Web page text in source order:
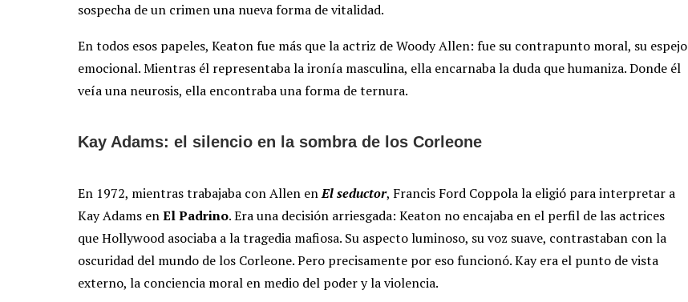
sospecha de un crimen una nueva forma de vitalidad.
En todos esos papeles, Keaton fue más que la actriz de Woody Allen: fue su contrapunto moral, su espejo
emocional. Mientras él representaba la ironía masculina, ella encarnaba la duda que humaniza. Donde él
veía una neurosis, ella encontraba una forma de ternura.
Kay Adams: el silencio en la sombra de los Corleone
En 1972, mientras trabajaba con Allen enEl seductor, Francis Ford Coppola la eligió para interpretar a
Kay Adams enEl Padrino. Era una decisión arriesgada: Keaton no encajaba en el perfil de las actrices
que Hollywood asociaba a la tragedia mafiosa. Su aspecto luminoso, su voz suave, contrastaban con la
oscuridad del mundo de los Corleone. Pero precisamente por eso funcionó. Kay era el punto de vista
externo, la conciencia moral en medio del poder y la violencia.